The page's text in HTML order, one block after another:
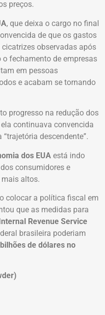
preços.
, que deixa o cargo no final
de que os gastos
observadas após
o fechamento de empresas
em pessoas
e acabam se tornando
progresso na redução dos
continuava convencida
descendente”.
dos EUA está indo
consumidores e
altos.
colocar a política fiscal em
que as medidas para
Revenue Service
brasileira poderiam
de dólares no